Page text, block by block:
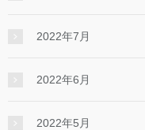
2022年7月
2022年6月
2022年5月